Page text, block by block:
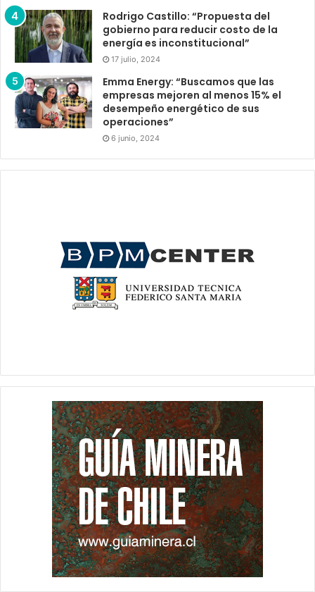
Rodrigo Castillo: “Propuesta del
gobierno para reducir costo de la
energía es inconstitucional”
17 julio, 2024
Emma Energy: “Buscamos que las
empresas mejoren al menos 15% el
desempeño energético de sus
operaciones”
6 junio, 2024